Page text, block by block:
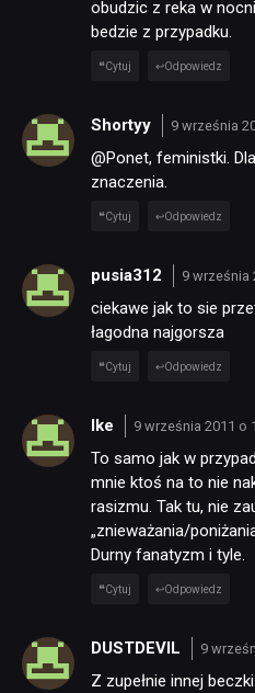
obudzic z reka w
bedzie z przypadku.
Cytuj Odpowiedz
Shortyy 9 września
@Ponet, feministki.
znaczenia.
Cytuj Odpowiedz
pusia312 9 września
ciekawe jak to sie
łagodna najgorsza
Cytuj Odpowiedz
Ike 9 września 2011 o
To samo jak w
mnie ktoś na to nie
rasizmu. Tak tu, nie
„znieważania/
Durny fanatyzm i tyle.
Cytuj Odpowiedz
DUSTDEVIL 9
Z zupełnie innej